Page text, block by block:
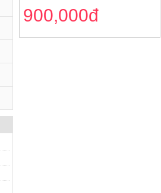
900,000đ